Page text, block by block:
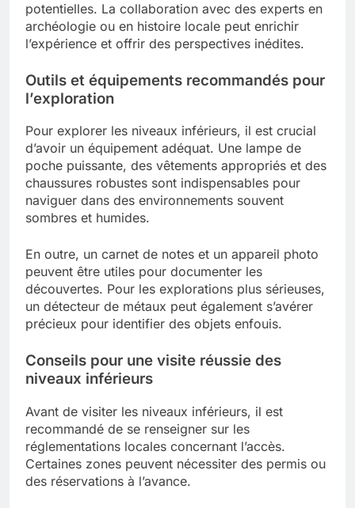
potentielles. La collaboration avec des experts en
archéologie ou en histoire locale peut enrichir
l’expérience et offrir des perspectives inédites.
Outils et équipements recommandés pour
l’exploration
Pour explorer les niveaux inférieurs, il est crucial
d’avoir un équipement adéquat. Une lampe de
poche puissante, des vêtements appropriés et des
chaussures robustes sont indispensables pour
naviguer dans des environnements souvent
sombres et humides.
En outre, un carnet de notes et un appareil photo
peuvent être utiles pour documenter les
découvertes. Pour les explorations plus sérieuses,
un détecteur de métaux peut également s’avérer
précieux pour identifier des objets enfouis.
Conseils pour une visite réussie des
niveaux inférieurs
Avant de visiter les niveaux inférieurs, il est
recommandé de se renseigner sur les
réglementations locales concernant l’accès.
Certaines zones peuvent nécessiter des permis ou
des réservations à l’avance.